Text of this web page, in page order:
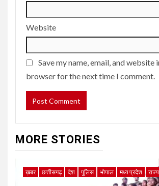
Website
Save my name, email, and website
browser for the next time I comment.
MORE STORIES
ख़बर छत्तीसगढ़ देश पुलिस भोपाल मध्य प्रदेश राज्य